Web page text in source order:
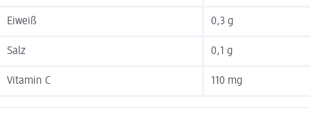
Eiweiß 0,3 g
Salz 0,1 g
Vitamin C 110 mg